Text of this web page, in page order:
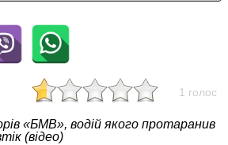
1 голос
«БМВ», водій якого протаранив
(відео)